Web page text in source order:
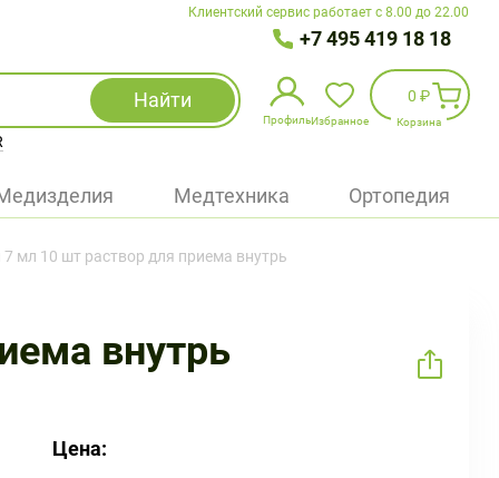
Клиентский сервис работает с 8.00 до 22.00
+7 495 419 18 18
Найти
Профиль
Избранное
Войти
Избранное
0 ₽
Корзина
Медтехника Ортопедия
мл 10 шт раствор для приема внутрь
внутрь
Цена: